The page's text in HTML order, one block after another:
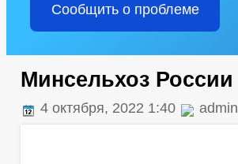
Сообщить о проблеме
Минсельхоз России
4 октября, 2022 1:40 admin